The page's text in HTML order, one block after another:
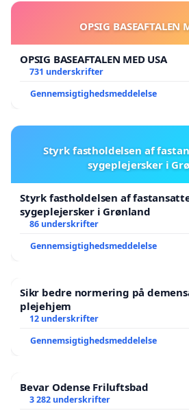
OPSIG BASEAFTALEN
OPSIG BASEAFTALEN MED USA
731 underskrifter
Gennemsigtighedsmeddelelse
Styrk fastholdelsen af
sygeplejersker i
Styrk fastholdelsen af
sygeplejersker i Grønland
86 underskrifter
Gennemsigtighedsmeddelelse
Sikr bedre normering på
plejehjem
12 underskrifter
Gennemsigtighedsmeddelelse
Bevar Odense Friluftsbad
3 282 underskrifter